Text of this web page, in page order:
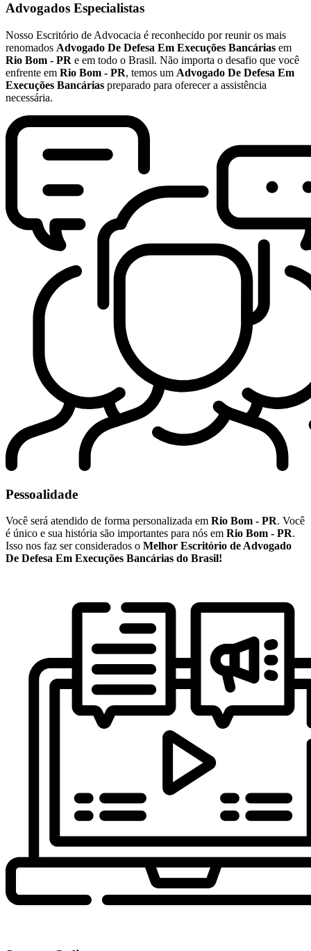
Advogados Especialistas
Nosso Escritório de Advocacia é reconhecido por reunir os mais
renomados Advogado De Defesa Em Execuções Bancárias em
Rio Bom - PR e em todo o Brasil. Não importa o desafio que você
enfrente em Rio Bom - PR, temos um Advogado De Defesa Em
Execuções Bancárias preparado para oferecer a assistência
necessária.
Pessoalidade
Você será atendido de forma personalizada em Rio Bom - PR. Você
é único e sua história são importantes para nós em Rio Bom - PR.
Isso nos faz ser considerados o Melhor Escritório de Advogado
De Defesa Em Execuções Bancárias do Brasil!